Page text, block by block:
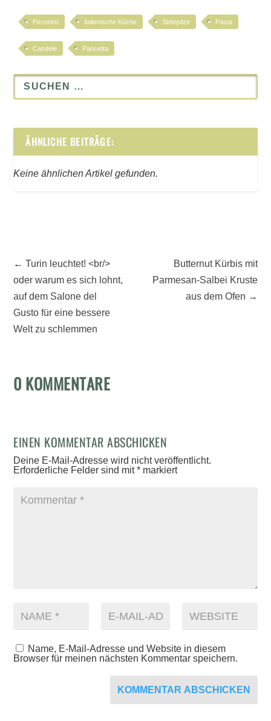
Pecorino italienische Küche Steinpilze Pasta
Candele Pancetta
ÄHNLICHE BEITRÄGE:
Keine ähnlichen Artikel gefunden.
←Turin leuchtet! <br/>
oder warum es sich lohnt,
auf dem Salone del
Gusto für eine bessere
Welt zu schlemmen
Butternut Kürbis mit
Parmesan-Salbei Kruste
aus dem Ofen →
0 KOMMENTARE
EINEN KOMMENTAR ABSCHICKEN
Deine E-Mail-Adresse wird nicht veröffentlicht.
Erforderliche Felder sind mit* markiert
Name, E-Mail-Adresse und Website in diesem
Browser für meinen nächsten Kommentar speichern.
KOMMENTAR ABSCHICKEN